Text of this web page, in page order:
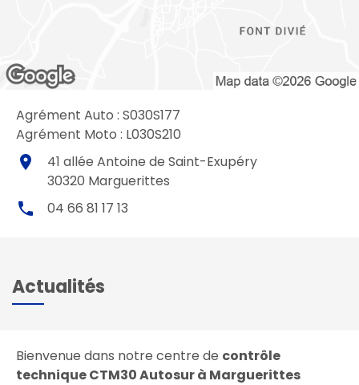
Agrément Auto : S030S177
Agrément Moto : L030S210
place
41 allée Antoine de Saint-Exupéry
30320 Marguerittes
local_phone 04 66 81 17 13
Actualités
Bienvenue dans notre centre de contrôle
technique CTM30 Autosur à Marguerittes